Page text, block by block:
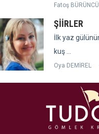
Fatoş
ŞİİRLER
İlk yaz
kuş ...
Oya DEMİREL